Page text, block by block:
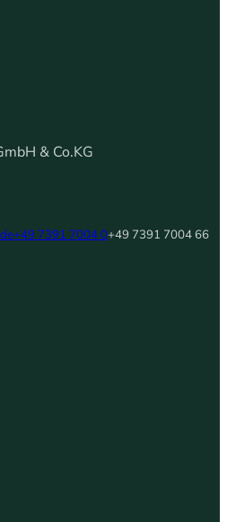
& Co.KG
+49 7391 7004 0+49 7391 7004 66